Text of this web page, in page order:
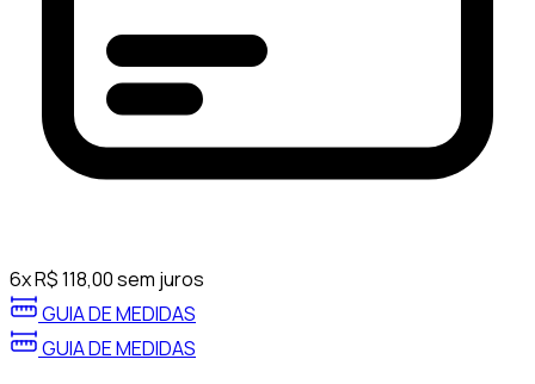
6xR$118,00sem juros
GUIA DE MEDIDAS
GUIA DE MEDIDAS